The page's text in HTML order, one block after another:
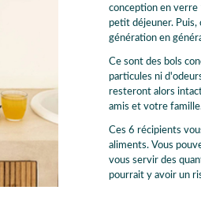
conception en verre
petit déjeuner.
génération en
Ce sont des bols
particules ni
resteront alors
amis et votre
Ces 6 récipients
aliments. Vous
vous servir des
pourrait y avoir un